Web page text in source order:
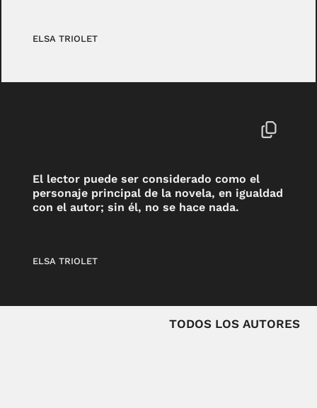
ELSA TRIOLET
El lector puede ser considerado como el
personaje principal de la novela, en igualdad
con el autor; sin él, no se hace nada.
ELSA TRIOLET
TODOS LOS AUTORES